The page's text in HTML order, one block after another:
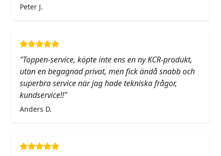
Peter J.
"Toppen-service, köpte inte ens en ny KCR-produkt,
utan en begagnad privat, men fick ändå snabb och
superbra service när jag hade tekniska frågor,
kundservice!!"
Anders D.